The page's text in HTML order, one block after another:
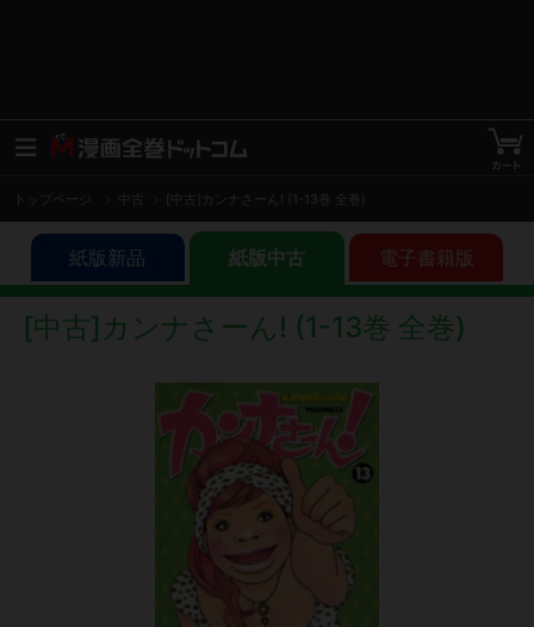
トップページ 中古 [中古]カンナさーん! (1-13巻 全巻)
紙版新品 紙版中古 電子書籍版
[中古]カンナさーん! (1-13巻 全巻)